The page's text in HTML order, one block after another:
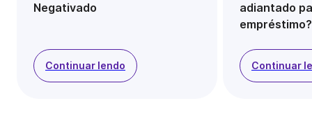
Negativado
Continuar lendo
adiantado
empréstimo?
Continuar